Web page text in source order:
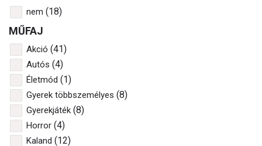
nem (18)
MŰFAJ
Akció (41)
Autós (4)
Életmód (1)
Gyerek többszemélyes (8)
Gyerekjáték (8)
Horror (4)
Kaland (12)